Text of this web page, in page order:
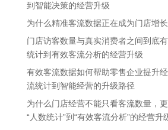
到智能决策的经营升级
为什么精准客流数据正在成为门店增
门店访客数量与真实消费者之间到底
统计到有效客流分析的经营升级
有效客流数据如何帮助零售企业提升
流统计到智能经营的升级路径
为什么门店经营不能只看客流数量，
“人数统计”到“有效客流分析”的经营升